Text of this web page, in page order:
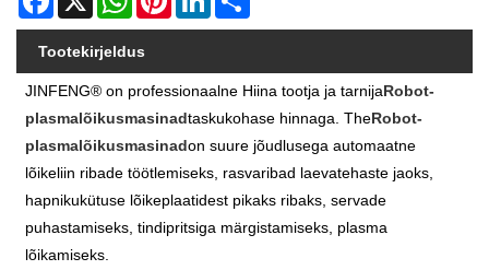
Tootekirjeldus
JINFENG® on professionaalne Hiina tootja ja tarnijaRobot-
plasmalõikusmasinadtaskukohase hinnaga. TheRobot-
plasmalõikusmasinadon suure jõudlusega automaatne
lõikeliin ribade töötlemiseks, rasvaribad laevatehaste jaoks,
hapnikukütuse lõikeplaatidest pikaks ribaks, servade
puhastamiseks, tindipritsiga märgistamiseks, plasma
lõikamiseks.